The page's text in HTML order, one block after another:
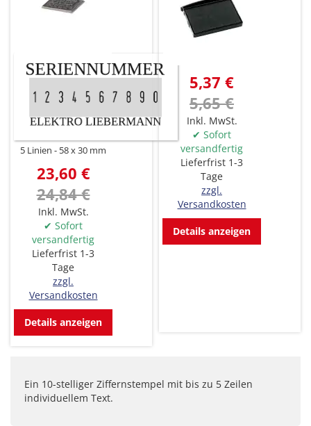
5 Linien 58 x 30 mm
23,60 €
24,84 €
Inkl. MwSt.
✔ Sofort
versandfertig
Lieferfrist 1-3
Tage
zzgl.
Versandkosten
Details anzeigen
5,37 €
5,65 €
Inkl. MwSt.
✔ Sofort
versandfertig
Lieferfrist 1-3
Tage
zzgl.
Versandkosten
Details anzeigen
Ein 10-stelliger Ziffernstempel mit bis zu 5 Zeilen
individuellem Text.